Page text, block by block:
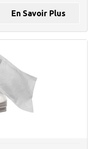
En Savoir Plus